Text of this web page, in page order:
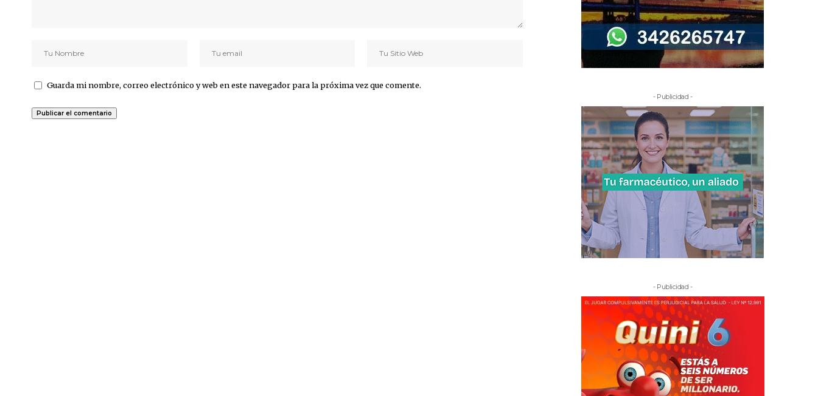
Guarda mi nombre, correo electrónico y web en este navegador para la próxima vez que comente.
- Publicidad -
- Publicidad -